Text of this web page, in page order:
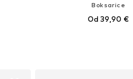
XXL
Boksarice
Od 39,90 €